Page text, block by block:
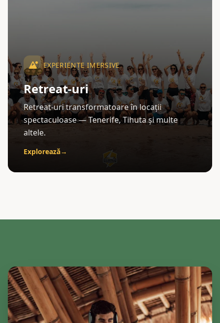
EXPERIENȚE IMERSIVE
Retreat-uri
Retreat-uri transformatoare în locații
spectaculoase — Tenerife, Tihuta și multe
altele.
Explorează→